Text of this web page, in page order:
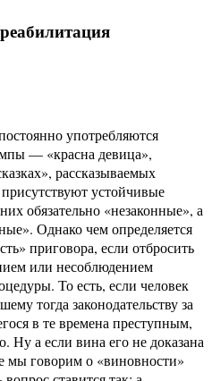
употребляются
— «красна девица»,
рассказываемых
устойчивые
обязательно «незаконные», а
Однако чем определяется
приговора, если отбросить
или несоблюдением
То есть, если человек
тогда законодательству за
в те времена преступным,
Ну а если вина его не доказана
мы говорим о «виновности»